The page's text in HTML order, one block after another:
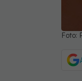
Foto: